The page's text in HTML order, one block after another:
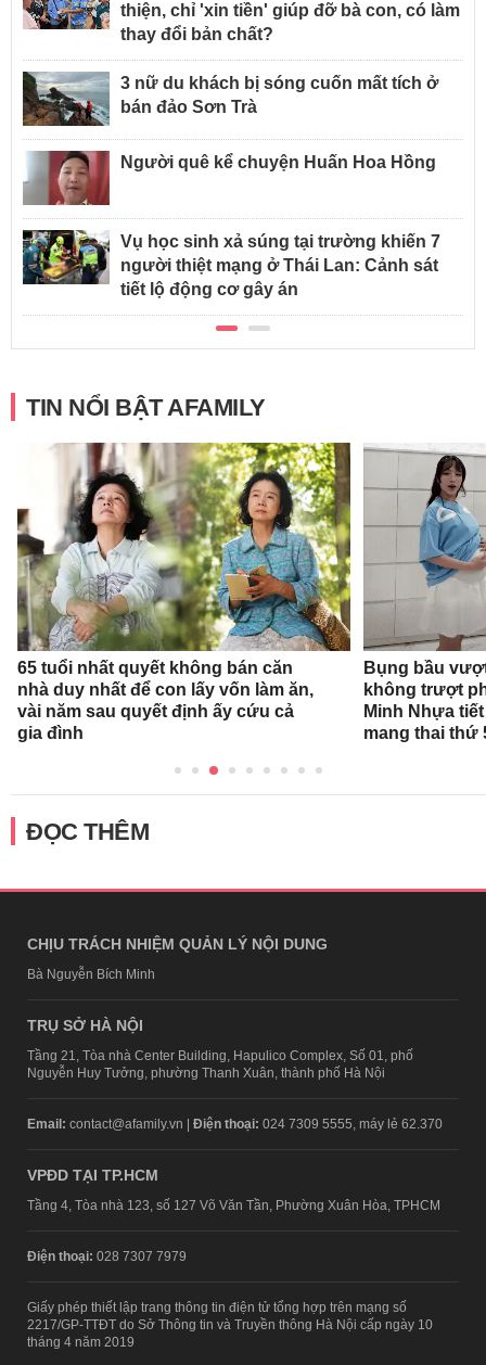
thiện, chỉ 'xin tiền' giúp đỡ bà con, có làm
thay đổi bản chất?
3 nữ du khách bị sóng cuốn mất tích ở
bán đảo Sơn Trà
Người quê kể chuyện Huấn Hoa Hồng
Vụ học sinh xả súng tại trường khiến 7
người thiệt mạng ở Thái Lan: Cảnh sát
tiết lộ động cơ gây án
TIN NỔI BẬT AFAMILY
65 tuổi nhất quyết không bán căn
nhà duy nhất để con lấy vốn làm ăn,
vài năm sau quyết định ấy cứu cả
gia đình
Bụng bầu
không trượt
Minh Nhựa
mang thai thứ
ĐỌC THÊM
CHỊU TRÁCH NHIỆM QUẢN LÝ NỘI DUNG
Bà Nguyễn Bích Minh
TRỤ SỞ HÀ NỘI
Tầng 21, Tòa nhà Center Building, Hapulico Complex, Số 01, phố
Nguyễn Huy Tưởng, phường Thanh Xuân, thành phố Hà Nội
Email: contact@afamily.vn | Điện thoại: 024 7309 5555, máy lẻ 62.370
VPĐD TẠI TP.HCM
Tầng 4, Tòa nhà 123, số 127 Võ Văn Tần, Phường Xuân Hòa, TPHCM
Điện thoại: 028 7307 7979
Giấy phép thiết lập trang thông tin điện tử tổng hợp trên mạng số
2217/GP-TTĐT do Sở Thông tin và Truyền thông Hà Nội cấp ngày 10
tháng 4 năm 2019